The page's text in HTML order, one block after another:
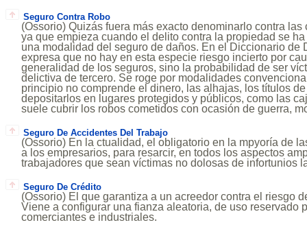
Seguro Contra Robo
(Ossorio) Quizás fuera más exacto denominarlo contra
ya que empieza cuando el delito contra la propiedad se
una modalidad del seguro de daños. En el Diccionario de
expresa que no hay en esta especie riesgo incierto por
generalidad de los seguros, sino la probabilidad de ser
delictiva de tercero. Se roge por modalidades
principio no comprende el dinero, las alhajas, los títulos
depositarlos en lugares protegidos y públicos, como las
suele cubrir los robos cometidos con ocasión de guerra,
Seguro De Accidentes Del Trabajo
(Ossorio) En la ctualidad, el obligatorio en la mpyoría de
a los empresarios, para resarcir, en todos los aspectos
trabajadores que sean víctimas no dolosas de infortunios
Seguro De Crédito
(Ossorio) El que garantiza a un acreedor contra el riesgo
Viene a configurar una fianza aleatoria, de uso reservado
comerciantes e industriales.